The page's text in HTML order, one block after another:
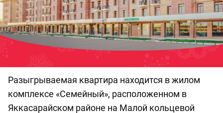
Разыгрываемая квартира находится в жилом
комплексе «Семейный», расположенном в
Яккасарайском районе на Малой кольцевой